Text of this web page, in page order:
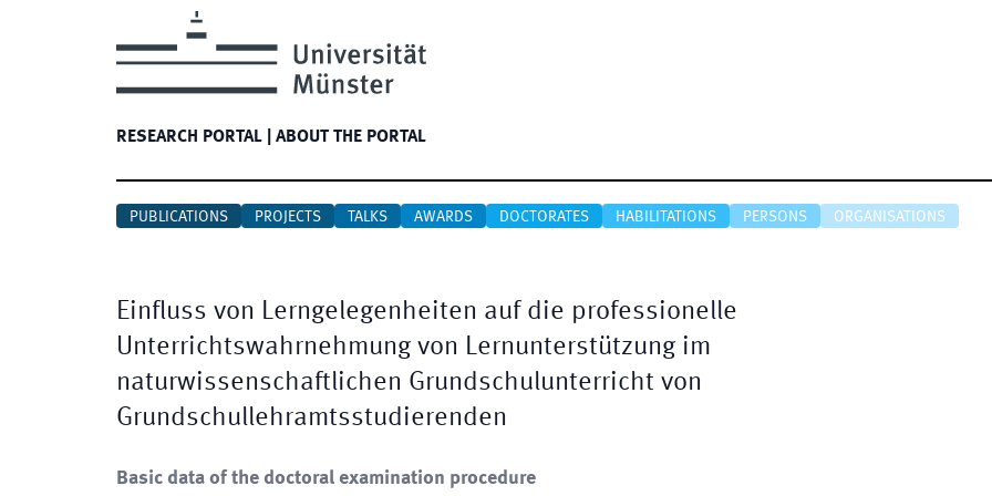
RESEARCH PORTAL ABOUT THE PORTAL
PUBLICATIONS PROJECTS TALKS AWARDS DOCTORATES HABILITATIONS PERSONS ORGANISATIONS
Einfluss von Lerngelegenheiten auf die professionelle
Unterrichtswahrnehmung von Lernunterstützung im
naturwissenschaftlichen Grundschulunterricht von
Grundschullehramtsstudierenden
Basic data of the doctoral examination procedure